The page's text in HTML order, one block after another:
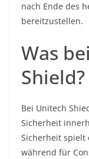
nach Ende des
bereitzustellen.
Was
Shield?
Bei Unitech
Sicherheit
Sicherheit spielt
während für